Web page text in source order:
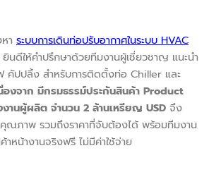
า ระบบการเดินท่อปรับอากาศในระบบ HVAC
นดีให้คำปรึกษาด้วยทีมงานผู้เชี่ยวชาญ แนะนำ
ฟ คัปปลิ้ง สำหรับการติดตั้งท่อ Chiller และ
องจาก มีกรมธรรม์ประกันสินค้า Product
านผู้ผลิต จำนวน 2 ล้านเหรียญ USD จึง
คุณภาพ รวมถึงราคาที่จับต้องได้ พร้อมทีมงาน
หน้างานจริงฟรี ไม่มีค่าใช้จ่าย